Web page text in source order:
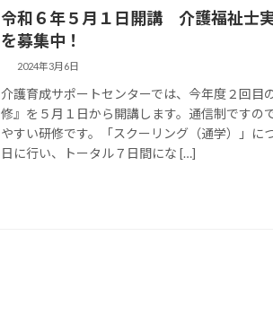
令和６年５月１日開講 介護福祉士
を募集中！
2024年3月6日
介護育成サポートセンターでは、今年度２回目
修』を５月１日から開講します。通信制ですの
やすい研修です。「スクーリング（通学）」に
日に行い、トータル７日間にな […]